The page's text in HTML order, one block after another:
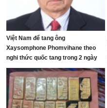
Việt Nam để tang ông
Xaysomphone Phomvihane theo
nghi thức quốc tang trong 2 ngày